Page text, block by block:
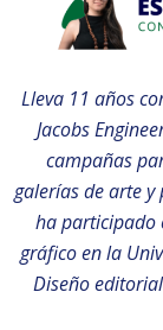
Lleva 11 años
Jacobs
campañas
galerías de arte y
ha participado
gráfico en la
Diseño